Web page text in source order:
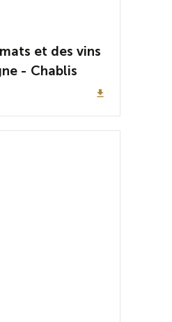
et des vins
- Chablis
file_download